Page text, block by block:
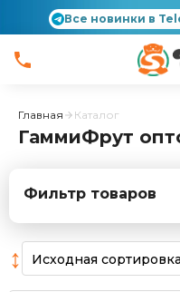
Все новинки в
Главная Каталог
ГаммиФрут
Фильтр товаров
↕